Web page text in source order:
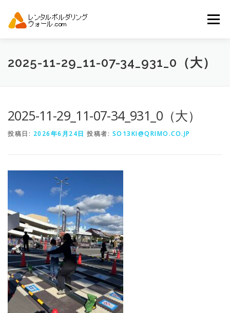
メニュー
トップ 自動見積り 商品一覧
2025-11-29_11-07-34_931_0（大）
2025-11-29_11-07-34_931_0（大）
投稿日: 2026年6月24日 投稿者: SO13KI@QRIMO.CO.JP